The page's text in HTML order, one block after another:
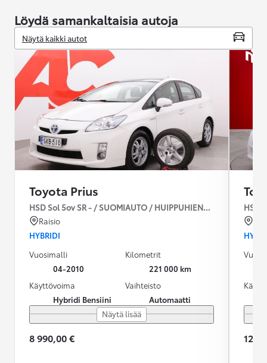
Löydä samankaltaisia autoja
Näytä kaikki autot
Toyota Prius
HSD Sol 5ov SR - / SUOMIAUTO / HUIPPUHIENO / CRUISE /
Raisio
HYBRIDI
Vuosimalli
04-2010
Kilometrit
221 000 km
Käyttövoima
Hybridi Bensiini
Vaihteisto
Automaatti
Näytä lisää
8 990,00 €
HSD
12